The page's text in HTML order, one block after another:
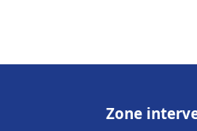
Zone